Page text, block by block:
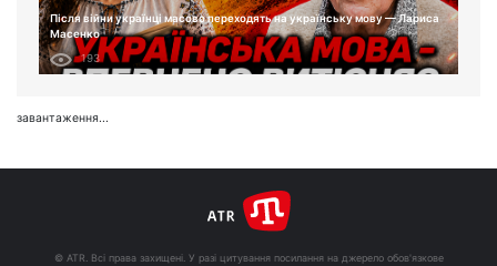
Після війни українці масово переходять на українську мову — Лариса
Масенко
193
завантаження...
© ATR. Всі права захищені. У разі цитування посилання на джерело обов'язкове